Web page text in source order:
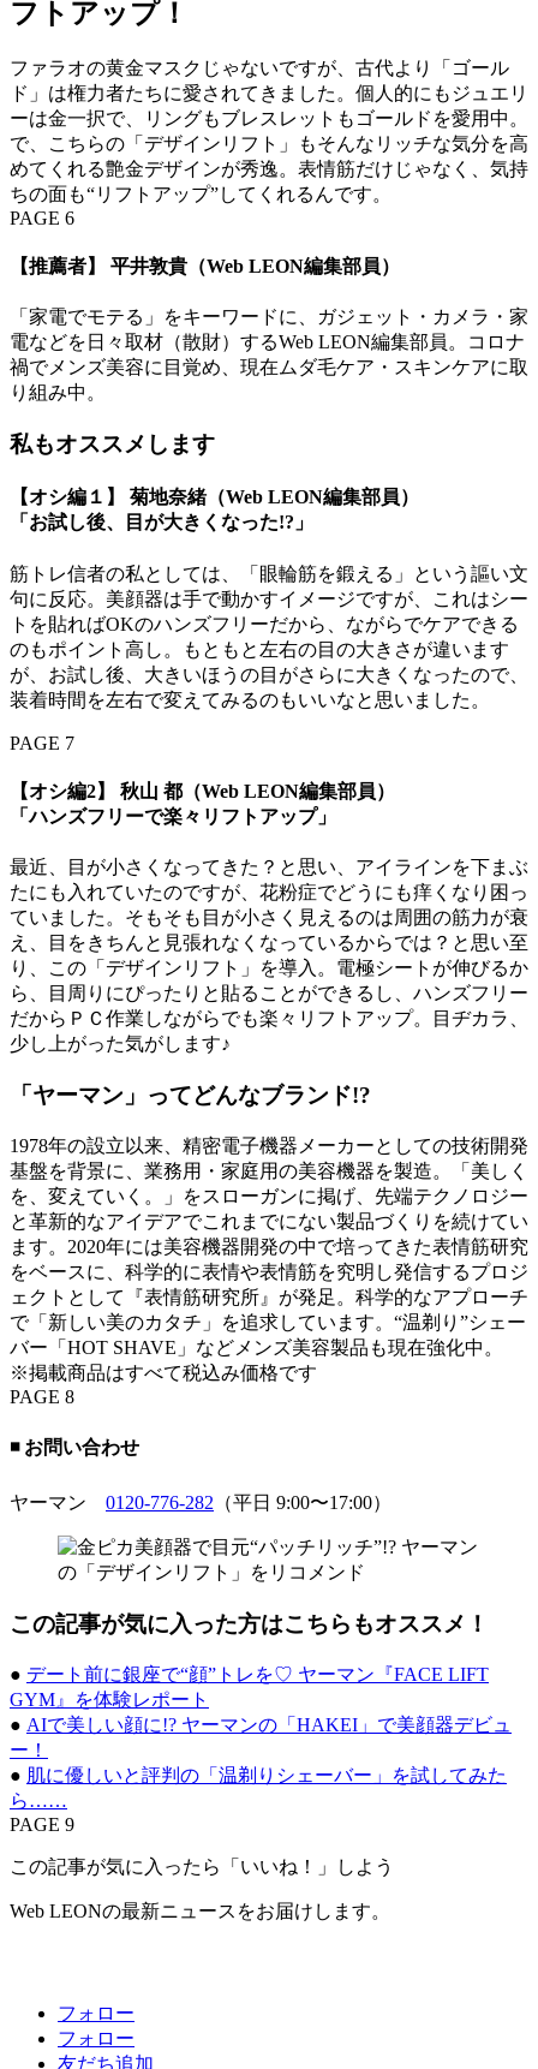
フトアップ！
ファラオの黄金マスクじゃないですが、古代より「ゴール
ド」は権力者たちに愛されてきました。個人的にもジュエリ
ーは金一択で、リングもブレスレットもゴールドを愛用中。
で、こちらの「デザインリフト」もそんなリッチな気分を高
めてくれる艶金デザインが秀逸。表情筋だけじゃなく、気持
ちの面も“リフトアップ”してくれるんです。
PAGE 6
【推薦者】 平井敦貴（Web LEON編集部員）
「家電でモテる」をキーワードに、ガジェット・カメラ・家
電などを日々取材（散財）するWeb LEON編集部員。コロナ
禍でメンズ美容に目覚め、現在ムダ毛ケア・スキンケアに取
り組み中。
私もオススメします
【オシ編１】 菊地奈緒（Web LEON編集部員）
「お試し後、目が大きくなった!?」
筋トレ信者の私としては、「眼輪筋を鍛える」という謳い文
句に反応。美顔器は手で動かすイメージですが、これはシー
トを貼ればOKのハンズフリーだから、ながらでケアできる
のもポイント高し。もともと左右の目の大きさが違います
が、お試し後、大きいほうの目がさらに大きくなったので、
装着時間を左右で変えてみるのもいいなと思いました。
PAGE 7
【オシ編2】 秋山 都（Web LEON編集部員）
「ハンズフリーで楽々リフトアップ」
最近、目が小さくなってきた？と思い、アイラインを下まぶ
たにも入れていたのですが、花粉症でどうにも痒くなり困っ
ていました。そもそも目が小さく見えるのは周囲の筋力が衰
え、目をきちんと見張れなくなっているからでは？と思い至
り、この「デザインリフト」を導入。電極シートが伸びるか
ら、目周りにぴったりと貼ることができるし、ハンズフリー
だからＰＣ作業しながらでも楽々リフトアップ。目ヂカラ、
少し上がった気がします♪
「ヤーマン」ってどんなブランド!?
1978年の設立以来、精密電子機器メーカーとしての技術開発
基盤を背景に、業務用・家庭用の美容機器を製造。「美しく
を、変えていく。」をスローガンに掲げ、先端テクノロジー
と革新的なアイデアでこれまでにない製品づくりを続けてい
ます。2020年には美容機器開発の中で培ってきた表情筋研究
をベースに、科学的に表情や表情筋を究明し発信するプロジ
ェクトとして『表情筋研究所』が発足。科学的なアプローチ
で「新しい美のカタチ」を追求しています。“温剃り”シェー
バー「HOT SHAVE」などメンズ美容製品も現在強化中。
※掲載商品はすべて税込み価格です
PAGE 8
◾️ お問い合わせ
ヤーマン 0120-776-282 （平日 9:00〜17:00）
この記事が気に入った方はこちらもオススメ！
● デート前に銀座で“顔”トレを♡ ヤーマン『FACE LIFT
GYM』を体験レポート
● AIで美しい顔に!? ヤーマンの「HAKEI」で美顔器デビュ
ー！
● 肌に優しいと評判の「温剃りシェーバー」を試してみた
ら……
PAGE 9
この記事が気に入ったら「いいね！」しよう
Web LEONの最新ニュースをお届けします。
フォロー
フォロー
友だち追加